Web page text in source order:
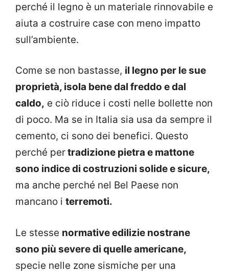
perché il legno è un materiale rinnovabile e
aiuta a costruire case con meno impatto
sull’ambiente.
Come se non bastasse, il legno per le sue
proprietà, isola bene dal freddo e dal
caldo, e ciò riduce i costi nelle bollette non
di poco. Ma se in Italia sia usa da sempre il
cemento, ci sono dei benefici. Questo
perché pertradizione pietra e mattone
sono indice di costruzioni solide e sicure,
ma anche perché nel Bel Paese non
mancano i terremoti.
Le stesse normative edilizie nostrane
sono più severe di quelle americane,
specie nelle zone sismiche per una